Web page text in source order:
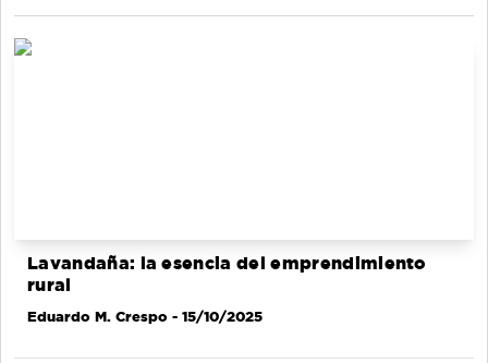
Lavandaña: la esencia del emprendimiento
rural
Eduardo M. Crespo - 15/10/2025